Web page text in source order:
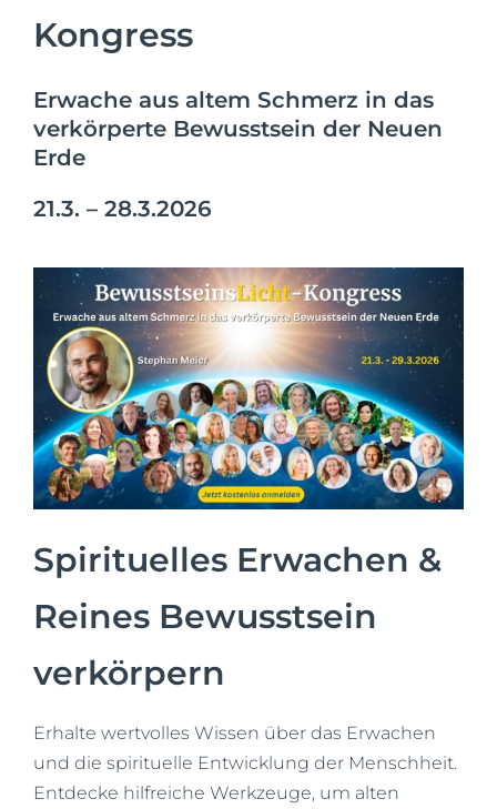
Kongress
Erwache aus altem Schmerz in das
verkörperte Bewusstsein der Neuen
Erde
21.3. – 28.3.2026
Spirituelles Erwachen &
Reines Bewusstsein
verkörpern
Erhalte wertvolles Wissen über das Erwachen
und die spirituelle Entwicklung der Menschheit.
Entdecke hilfreiche Werkzeuge, um alten